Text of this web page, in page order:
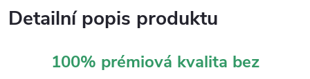
Detailní popis produktu
100% prémiová kvalita bez